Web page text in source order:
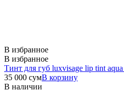
В избранное
В избранное
Тинт для губ luxvisage lip tint
35 000 сумВ корзину
В наличии